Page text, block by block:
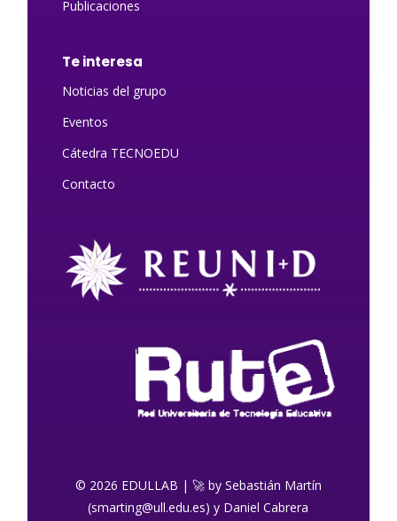
Publicaciones
Te interesa
Noticias del grupo
Eventos
Cátedra TECNOEDU
Contacto
© 2026 EDULLAB | 🚀 by Sebastián Martín
(smarting@ull.edu.es) y Daniel Cabrera